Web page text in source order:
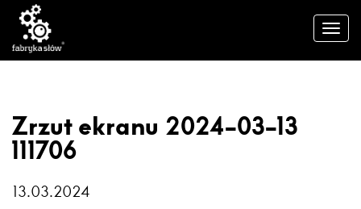
Zrzut ekranu 2024-03-13
111706
13.03.2024